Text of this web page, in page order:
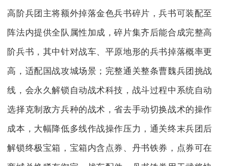
高阶兵团主将额外掉落金色兵书碎片，兵书可装配至
阵法内提供全队属性加成，碎片集齐后能合成完整高
阶兵书，其中针对战车、平原地形的兵书掉落概率更
高，适配国战攻城场景；完整通关整条曹魏兵团挑战
线，会永久解锁自动战术科技，战斗过程中系统自动
选择克制敌方兵种的战术，省去手动切换战术的操作
成本，大幅降低多线作战操作压力，通关终末兵团后
解锁终极宝箱，宝箱内含点券、丹书铁券，点券可在